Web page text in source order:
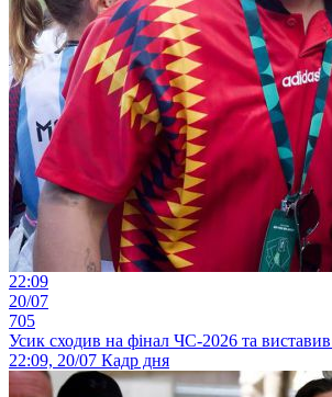
22:09
20/07
705
Усик сходив на фінал ЧС-2026 та
22:09, 20/07 Кадр дня